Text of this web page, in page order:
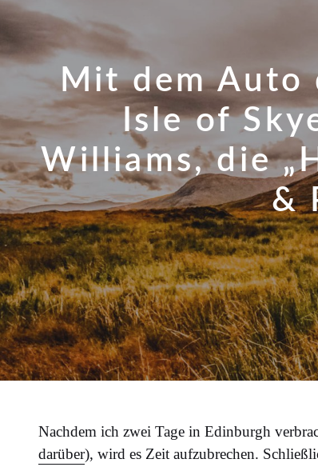
Mit dem Auto
Isle of
Williams, die
&
Nachdem ich zwei Tage in Edinburgh
darüber), wird es Zeit aufzubrechen.